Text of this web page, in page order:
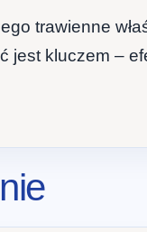
trawienne
jest kluczem –